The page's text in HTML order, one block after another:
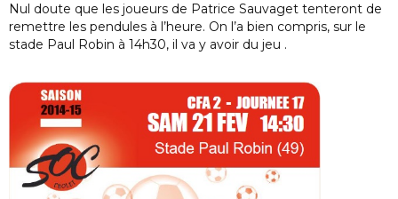
Nul doute que les joueurs de Patrice Sauvaget tenteront de
remettre les pendules à l’heure. On l’a bien compris, sur le
stade Paul Robin à 14h30, il va y avoir du jeu .